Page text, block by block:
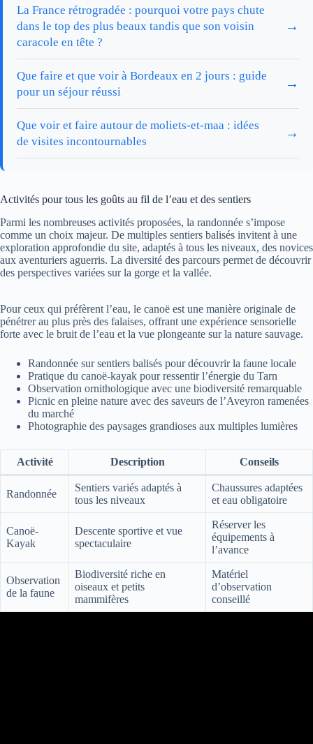
La France rétrogradée : pourquoi votre pays chute
dans le top des plus beaux tandis que son voisin
caracole en tête ?
→
Que faire et que voir à Bordeaux en 2 jours : guide
pour un séjour réussi
→
Que voir et faire autour de moliets-et-maa : idées
de visites incontournables
→
Activités pour tous les goûts au fil de l’eau et des sentiers
Parmi les nombreuses activités proposées, la randonnée s’impose
comme un choix majeur. De multiples sentiers balisés invitent à une
exploration approfondie du site, adaptés à tous les niveaux, des novices
aux aventuriers aguerris. La diversité des parcours permet de découvrir
des perspectives variées sur la gorge et la vallée.
Pour ceux qui préfèrent l’eau, le canoë est une manière originale de
pénétrer au plus près des falaises, offrant une expérience sensorielle
forte avec le bruit de l’eau et la vue plongeante sur la nature sauvage.
Randonnée sur sentiers balisés pour découvrir la faune locale
Pratique du canoë-kayak pour ressentir l’énergie du Tarn
Observation ornithologique avec une biodiversité remarquable
Picnic en pleine nature avec des saveurs de l’Aveyron ramenées
du marché
Photographie des paysages grandioses aux multiples lumières
Activité Description Conseils
Randonnée
Sentiers variés adaptés à
tous les niveaux
Chaussures adaptées
et eau obligatoire
Canoë-
Kayak
Descente sportive et vue
spectaculaire
Réserver les
équipements à
l’avance
Observation
de la faune
Biodiversité riche en
oiseaux et petits
mammifères
Matériel
d’observation
conseillé